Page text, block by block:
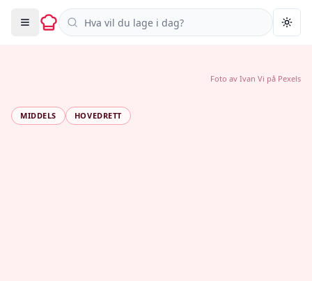
Søk i oppskrifter
MIDDELS HOVEDRETT
Foto av Ivan Vi på Pexels